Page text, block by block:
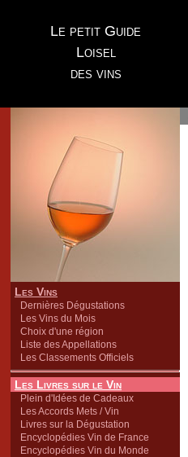
Le petit Guide
Loisel
des vins
Les Vins
Dernières Dégustations
Les Vins du Mois
Choix d'une région
Liste des Appellations
Les Classements Officiels
Les Livres sur le Vin
Plein d'Idées de Cadeaux
Les Accords Mets / Vin
Livres sur la Dégustation
Encyclopédies Vin de France
Encyclopédies Vin du Monde